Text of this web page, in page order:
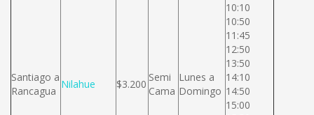
Santiago a
Rancagua
Nilahue $3.200
Semi
Cama
Lunes a
Domingo
10:10
10:50
11:45
12:50
13:50
14:10
14:50
15:00